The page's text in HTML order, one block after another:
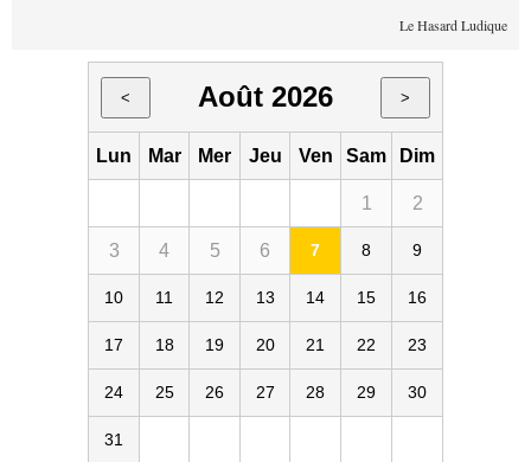
Le Hasard Ludique
< Août 2026 >
Lun Mar Mer Jeu Ven Sam Dim
1 2
3 4 5 6 7 8 9
10 11 12 13 14 15 16
17 18 19 20 21 22 23
24 25 26 27 28 29 30
31